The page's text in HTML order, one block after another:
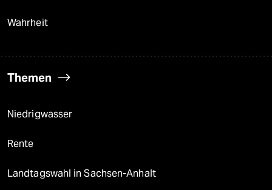
Wahrheit
Themen
Niedrigwasser
Rente
Landtagswahl in Sachsen-Anhalt